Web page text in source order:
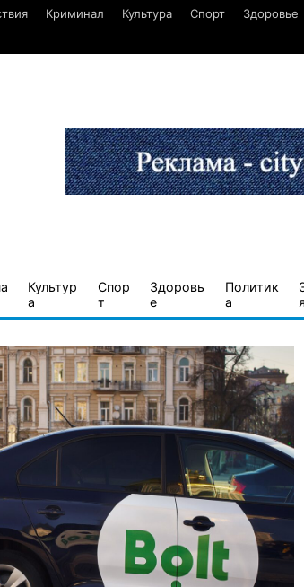
Криминал Культура Спорт Здоровье
Культур
а
Спор
т
Здоровь
е
Политик
а
я